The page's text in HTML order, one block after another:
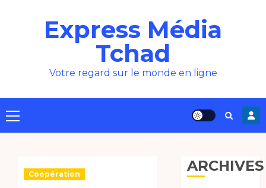
Express Média
Tchad
Votre regard sur le monde en ligne
Menu
principal
Coopération ARCHIVES